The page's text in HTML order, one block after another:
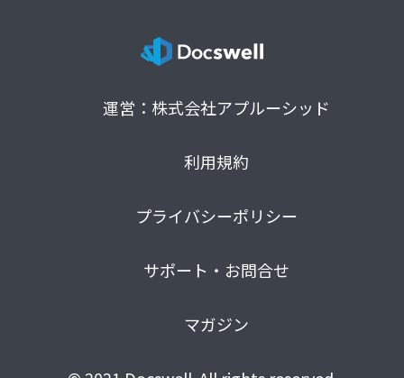
運営：株式会社アプルーシッド
利用規約
プライバシーポリシー
サポート・お問合せ
マガジン